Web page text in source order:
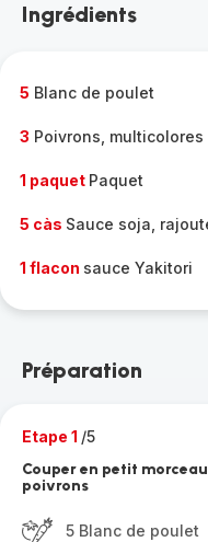
Ingrédients
5 Blanc de poulet
3 Poivrons, multicolores
1 paquet Paquet
5 càs Sauce soja,
1 flacon sauce Yakitori
Préparation
Etape 1 /5
Couper en petit
poivrons
5 Blanc de poulet